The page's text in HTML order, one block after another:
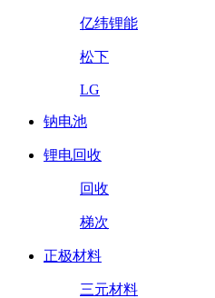
亿纬锂能
松下
LG
钠电池
锂电回收
回收
梯次
正极材料
三元材料